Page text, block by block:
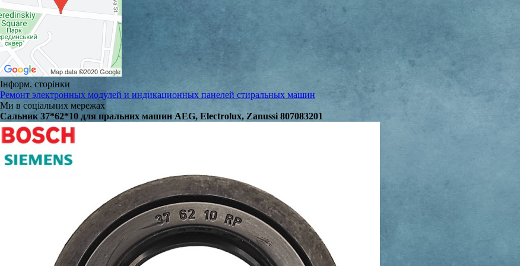
Інформ. сторінки
Ремонт электронных модулей и индикационных панелей стиральных машин
Ми в соціальних мережах
Сальник 37*62*10 для пральних машин AEG, Electrolux, Zanussi 807083201